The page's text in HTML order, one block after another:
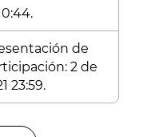
de
2 de
23:59.